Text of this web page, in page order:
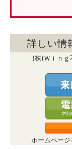
詳しい情
(株)Ｗｉｎ
ホームページ